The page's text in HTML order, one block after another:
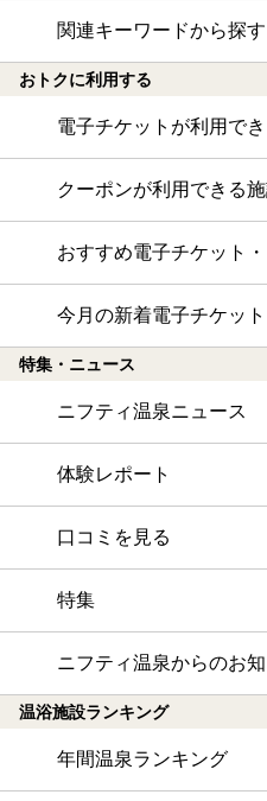
関連キーワードから探す
おトクに利用する
電子チケットが利用で
クーポンが利用できる
おすすめ電子チケット
今月の新着電子チケッ
特集・ニュース
ニフティ温泉ニュース
体験レポート
口コミを見る
特集
ニフティ温泉からのお
温浴施設ランキング
年間温泉ランキング